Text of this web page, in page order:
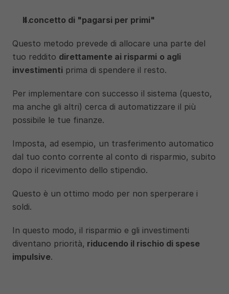
Il concetto di "pagarsi per primi"
Questo metodo prevede di allocare una parte del
tuo reddito direttamente ai risparmi o agli
investimenti prima di spendere il resto.
Per implementare con successo il sistema (questo,
ma anche gli altri) cerca di automatizzare il più
possibile le tue finanze.
Imposta, ad esempio, un trasferimento automatico
dal tuo conto corrente al conto di risparmio, subito
dopo il ricevimento dello stipendio.
Questo è un ottimo modo per non sperperare i
soldi.
In questo modo, il risparmio e gli investimenti
diventano priorità, riducendo il rischio di spese
impulsive.